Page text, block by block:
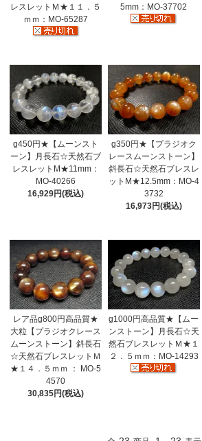
レスレットＭ★１１．５
ｍｍ：MO-65287
5mm：MO-37702
g450円★【ムーンスト
ーン】月長石☆天然石ブ
レスレットM★11mm：
MO-40266
16,929円(税込)
g350円★【プラジオク
レースムーンストーン】
斜長石☆天然石ブレスレ
ットM★12.5mm：MO-4
3732
16,973円(税込)
レア品g800円高品質★
大粒【プラジオクレース
ムーンストーン】斜長石
☆天然石ブレスレットＭ
★１４．５ｍｍ ： MO-5
4570
30,835円(税込)
g1000円高品質★【ムー
ンストーン】月長石☆天
然石ブレスレットＭ★１
２．５ｍｍ：MO-14293